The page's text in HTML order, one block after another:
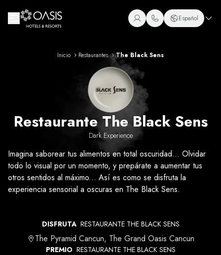
Oasis Hotels & Resorts
+52 998 240 7091
Español
Inglés
Inicio Restaurantes The Black Sens
Restaurante The Black Sens
Dark Experience
Imagina saborear tus alimentos en total oscuridad... Olvidar
todo lo visual por un momento, y prepárate a aumentar tus
otros sentidos al máximo... Así es como se disfruta la
experiencia sensorial a oscuras en The Black Sens.
DISFRUTA RESTAURANTE THE BLACK SENS
The Pyramid Cancun, The Grand Oasis Cancun
PREMIO RESTAURANTE THE BLACK SENS